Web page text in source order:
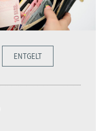
ENTGELT